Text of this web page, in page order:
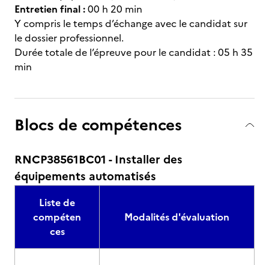
Entretien final :00 h 20 min
Y compris le temps d’échange avec le candidat sur
le dossier professionnel.
Durée totale de l’épreuve pour le candidat : 05 h 35
min
Blocs de compétences
RNCP38561BC01 - Installer des
équipements automatisés
Liste de
compéten
ces
Modalités d'évaluation